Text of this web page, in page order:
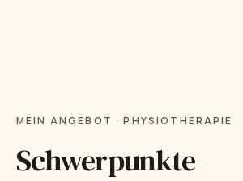
MEIN ANGEBOT · PHYSIOTHERAPIE
Schwerpunkte